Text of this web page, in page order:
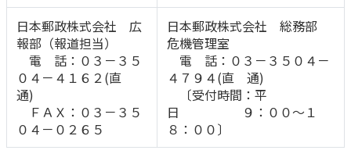
日本郵政株式会社 広
報部（報道担当）
電 話：０３－３５
０４－４１６２(直
通)
ＦＡＸ：０３－３５
０４－０２６５
日本郵政株式会社 総務部
危機管理室
電 話：０３－３５０４－
４７９４(直 通)
〔受付時間：平
日 ９：００～１
８：００〕